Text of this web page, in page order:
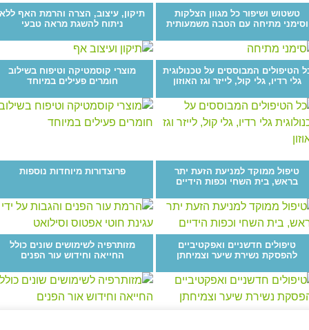
טשטוש ושיפור כל מגוון הצלקות
וסימני מתיחה עם הטבה משמעותית
תיקון, עיצוב, הצרה והרמת האף ללא
ניתוח להשגת מראה טבעי
הטיפולים המבוססים על טכנולוגית
גלי רדיו, גלי קול, לייזר וגז האוזון
מוצרי קוסמטיקה וטיפוח בשילוב
חומרים פעילים במיוחד
טיפול ממוקד למניעת הזעת יתר
בראש, בית השחי וכפות הידיים
פרוצדורות מיוחדות נוספות
טיפולים חדשניים ואפקטיביים
להפסקת נשירת שיער וצמיחתן
מזותרפיה לשימושים שונים כולל
החייאה וחידוש עור הפנים